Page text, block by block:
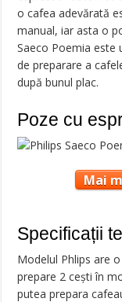
o cafea adevărată
manual, iar asta o
Saeco Poemia este
de preparare a
după bunul plac.
Poze cu
Mai
Specificații
Modelul Phlips are
prepare 2 cești în
putea prepara